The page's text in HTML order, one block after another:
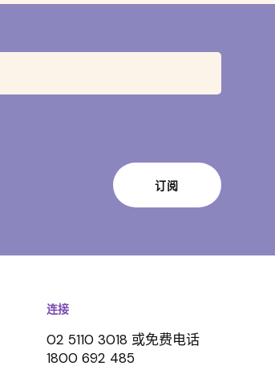
连接
02 5110 3018 或免费电话
1800 692 485